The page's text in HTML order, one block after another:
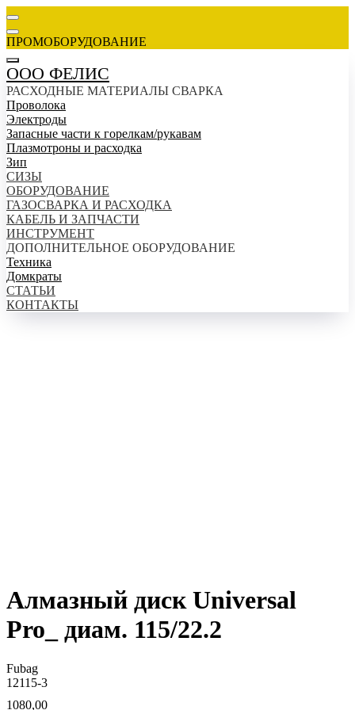
ПРОМОБОРУДОВАНИЕ
ООО ФЕЛИС
РАСХОДНЫЕ МАТЕРИАЛЫ СВАРКА
Проволока
Электроды
Запасные части к горелкам/рукавам
Плазмотроны и расходка
Зип
СИЗЫ
ОБОРУДОВАНИЕ
ГАЗОСВАРКА И РАСХОДКА
КАБЕЛЬ И ЗАПЧАСТИ
ИНСТРУМЕНТ
ДОПОЛНИТЕЛЬНОЕ ОБОРУДОВАНИЕ
Техника
Домкраты
СТАТЬИ
КОНТАКТЫ
Алмазный диск Universal
Pro_ диам. 115/22.2
Fubag
12115-3
1080,00